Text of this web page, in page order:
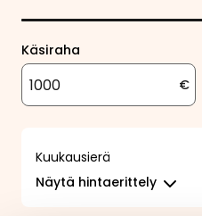
Käsiraha
€
Kuukausierä
Näytä hintaerittely